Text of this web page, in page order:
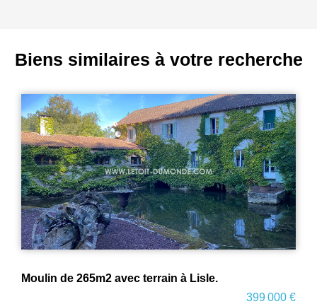
Biens similaires à votre recherche
Moulin de 265m2 avec terrain à Lisle.
399 000 €